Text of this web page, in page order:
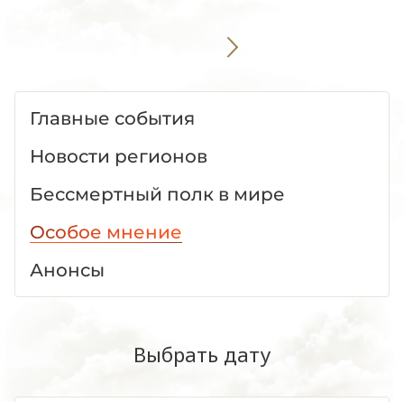
Главные события
Новости регионов
Бессмертный полк в мире
Особое мнение
Анонсы
Выбрать дату